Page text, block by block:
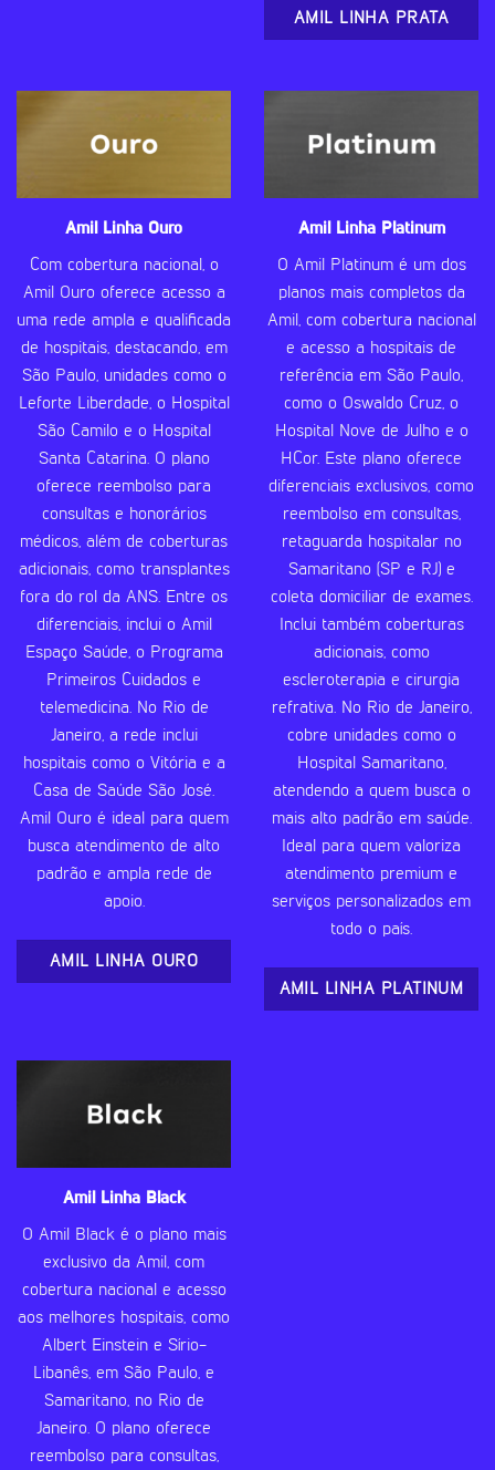
AMIL LINHA PRATA
Amil Linha Ouro
Com cobertura nacional, o
Amil Ouro oferece acesso a
uma rede ampla e qualificada
de hospitais, destacando, em
São Paulo, unidades como o
Leforte Liberdade, o Hospital
São Camilo e o Hospital
Santa Catarina. O plano
oferece reembolso para
consultas e honorários
médicos, além de coberturas
adicionais, como transplantes
fora do rol da ANS. Entre os
diferenciais, inclui o Amil
Espaço Saúde, o Programa
Primeiros Cuidados e
telemedicina. No Rio de
Janeiro, a rede inclui
hospitais como o Vitória e a
Casa de Saúde São José.
Amil Ouro é ideal para quem
busca atendimento de alto
padrão e ampla rede de
apoio.
AMIL LINHA OURO
Amil Linha Platinum
O Amil Platinum é um dos
planos mais completos da
Amil, com cobertura nacional
e acesso a hospitais de
referência em São Paulo,
como o Oswaldo Cruz, o
Hospital Nove de Julho e o
HCor. Este plano oferece
diferenciais exclusivos, como
reembolso em consultas,
retaguarda hospitalar no
Samaritano (SP e RJ) e
coleta domiciliar de exames.
Inclui também coberturas
adicionais, como
escleroterapia e cirurgia
refrativa. No Rio de Janeiro,
cobre unidades como o
Hospital Samaritano,
atendendo a quem busca o
mais alto padrão em saúde.
Ideal para quem valoriza
atendimento premium e
serviços personalizados em
todo o país.
AMIL LINHA PLATINUM
Amil Linha Black
O Amil Black é o plano mais
exclusivo da Amil, com
cobertura nacional e acesso
aos melhores hospitais, como
Albert Einstein e Sírio-
Libanês, em São Paulo, e
Samaritano, no Rio de
Janeiro. O plano oferece
reembolso para consultas,